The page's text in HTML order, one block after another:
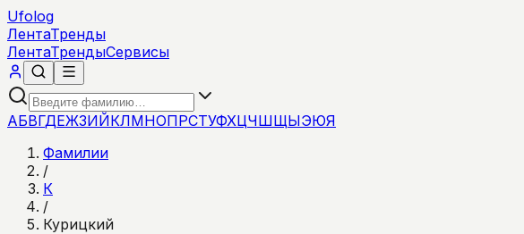
Ufolog
ЛентаТренды
ЛентаТрендыСервисы
АБВГДЕЖЗИЙКЛМНОПРСТУФХЦЧШЩЫЭЮЯ
Фамилии
/
К
/
Курицкий